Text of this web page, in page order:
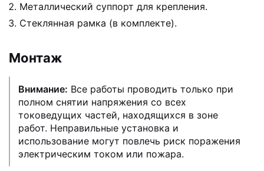
Металлический суппорт для крепления.
Стеклянная рамка (в комплекте).
Монтаж
Внимание: Все работы проводить только при
полном снятии напряжения со всех
токоведущих частей, находящихся в зоне
работ. Неправильные установка и
использование могут повлечь риск поражения
электрическим током или пожара.